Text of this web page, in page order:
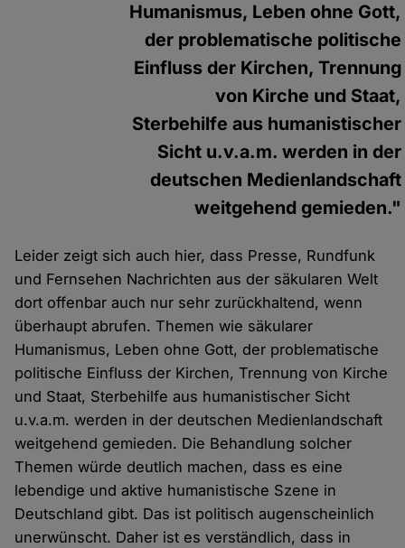
Humanismus, Leben ohne Gott,
der problematische politische
Einfluss der Kirchen, Trennung
von Kirche und Staat,
Sterbehilfe aus humanistischer
Sicht u.v.a.m. werden in der
deutschen Medienlandschaft
weitgehend gemieden."
Leider zeigt sich auch hier, dass Presse, Rundfunk
und Fernsehen Nachrichten aus der säkularen Welt
dort offenbar auch nur sehr zurückhaltend, wenn
überhaupt abrufen. Themen wie säkularer
Humanismus, Leben ohne Gott, der problematische
politische Einfluss der Kirchen, Trennung von Kirche
und Staat, Sterbehilfe aus humanistischer Sicht
u.v.a.m. werden in der deutschen Medienlandschaft
weitgehend gemieden. Die Behandlung solcher
Themen würde deutlich machen, dass es eine
lebendige und aktive humanistische Szene in
Deutschland gibt. Das ist politisch augenscheinlich
unerwünscht. Daher ist es verständlich, dass in